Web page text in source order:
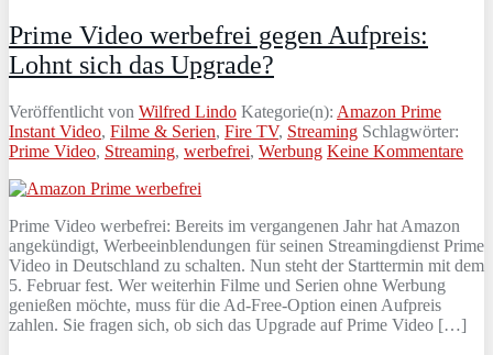
Prime Video werbefrei gegen Aufpreis:
Lohnt sich das Upgrade?
Veröffentlicht von Wilfred Lindo Kategorie(n): Amazon Prime
Instant Video, Filme & Serien, Fire TV, Streaming Schlagwörter:
Prime Video, Streaming, werbefrei, Werbung Keine Kommentare
Prime Video werbefrei: Bereits im vergangenen Jahr hat Amazon
angekündigt, Werbeeinblendungen für seinen Streamingdienst Prime
Video in Deutschland zu schalten. Nun steht der Starttermin mit dem
5. Februar fest. Wer weiterhin Filme und Serien ohne Werbung
genießen möchte, muss für die Ad-Free-Option einen Aufpreis
zahlen. Sie fragen sich, ob sich das Upgrade auf Prime Video […]